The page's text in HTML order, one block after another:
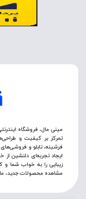
مینی مال، فروشگاه
تمرکز بر کیفیت و
فرشینه، تابلو و
ایجاد تجربه‌ای دلنشین
زیبایی را به خواب شما و
مشاهده محصولات جدید، ما